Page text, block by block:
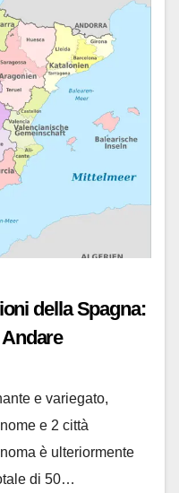
della Spagna:
e variegato,
e 2 città
è ulteriormente
di 50…